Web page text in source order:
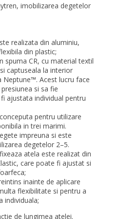
imobilizarea degetelor
realizata din aluminiu,
din plastic;
spuma CR, cu material textil
captuseala la interior
Neptune™. Acest lucru face
si sa fie
ajustata individual pentru
pentru utilizare
in trei marimi.
impreuna si este
degetelor 2–5.
atela este realizat din
care poate fi ajustat si
inainte de aplicare
flexibilitate si pentru a
individuala;
de lungimea atelei.